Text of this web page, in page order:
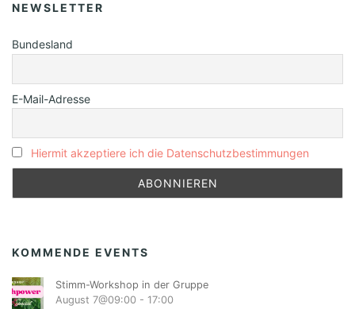
NEWSLETTER
Bundesland
E-Mail-Adresse
Hiermit akzeptiere ich die Datenschutzbestimmungen
KOMMENDE EVENTS
Stimm-Workshop in der Gruppe
August 7@09:00 - 17:00